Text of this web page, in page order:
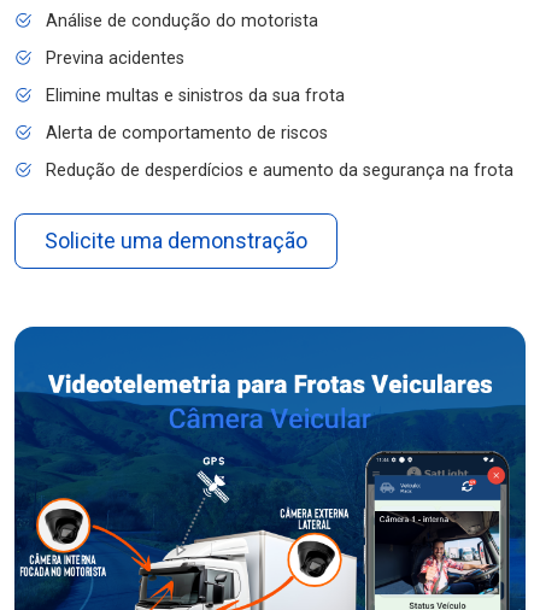
Análise de condução do motorista
Previna acidentes
Elimine multas e sinistros da sua frota
Alerta de comportamento de riscos
Redução de desperdícios e aumento da segurança na frota
Solicite uma demonstração